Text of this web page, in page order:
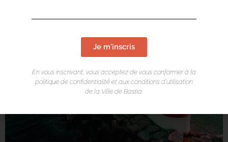
Je m'inscris
En vous inscrivant, vous acceptez de vous conformer à la
politique de confidentialité et aux conditions d’utilisation
de la Ville de Bastia.